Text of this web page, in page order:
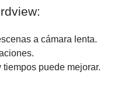
a cámara lenta.
puede mejorar.